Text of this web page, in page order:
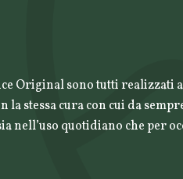
Original sono tutti realizzati
stessa cura con cui da
nell’uso quotidiano che per